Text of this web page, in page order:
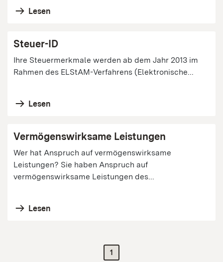
Lesen
Steuer-ID
Ihre Steuermerkmale werden ab dem Jahr 2013 im
Rahmen des ELStAM-Verfahrens (Elektronische...
Lesen
Vermögenswirksame Leistungen
Wer hat Anspruch auf vermögenswirksame
Leistungen? Sie haben Anspruch auf
vermögenswirksame Leistungen des...
Lesen
1